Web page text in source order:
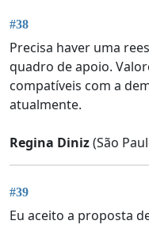
#38
Precisa haver uma
quadro de apoio.
compatíveis com a
atualmente.
Regina Diniz(São
#39
Eu aceito a proposta